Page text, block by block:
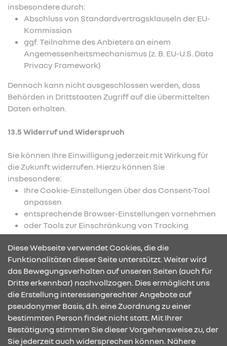
insbesondere durch:
Abschluss von Standardvertragsklauseln der EU-
Kommission
ggf. Teilnahme des Anbieters an einem
Angemessenheitsmechanismus (z. B. EU-U.S. Data
Privacy Framework)
Dennoch kann nicht ausgeschlossen werden, dass
Behörden in Drittstaaten Zugriff auf die übermittelten
Daten erhalten.
13.5 Widerruf und Widerspruch
Sie können Ihre Einwilligung jederzeit mit Wirkung für
die Zukunft widerrufen. Hierzu können Sie
insbesondere:
Ihre Cookie-Einstellungen über das Consent-Tool
anpassen
entsprechende Browser-Einstellungen vornehmen
oder Tools zur Einschränkung von Tracking
verwenden
Weitere Informationen hierzu finden Sie in den
jeweiligen Datenschutzinformationen der eingesetzten
Dienste.
KONTAKT & ANFAHRT
Diese Webseite verwendet Cookies, die die
Funktionalitäten dieser Seite unterstützt. Weiter wird
das Bewegungsverhalten auf unseren Seiten (auch für
Dritte erkennbar) nachvollzogen. Dies ermöglicht uns
die Erstellung interessengerechter Angebote auf
pseudonymer Basis, d.h. eine Zuordnung zu einer
bestimmten Person findet nicht statt. Mit Ihrer
Bestätigung stimmen Sie dieser Vorgehensweise zu, der
Sie jederzeit auch widersprechen können. Nähere